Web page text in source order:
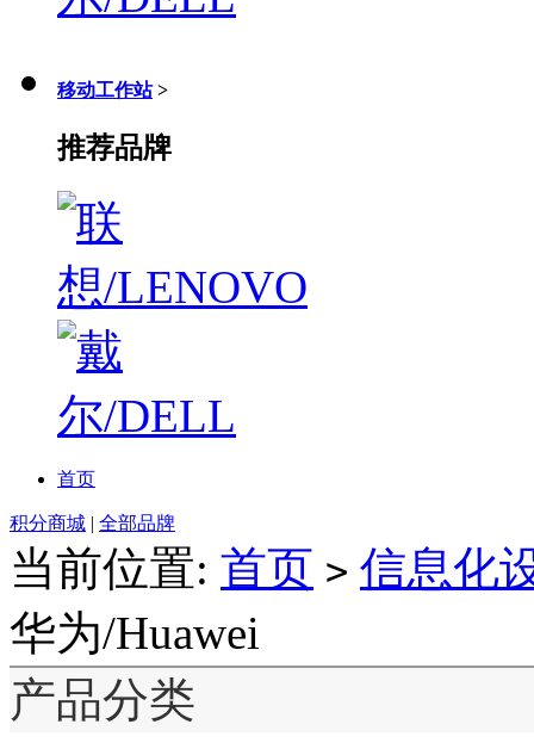
移动工作站 >
推荐品牌
首页
积分商城 | 全部品牌
当前位置: 首页 > 信息化
华为/Huawei
产品分类